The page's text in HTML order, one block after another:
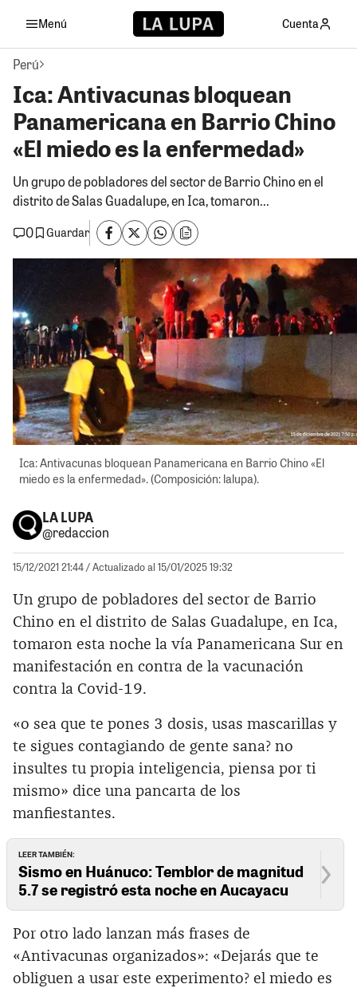
Menú Cuenta
Perú
Ica: Antivacunas bloquean
Panamericana en Barrio Chino
«El miedo es la enfermedad»
Un grupo de pobladores del sector de Barrio Chino en el
distrito de Salas Guadalupe, en Ica, tomaron...
0
Guardar
Ica: Antivacunas bloquean Panamericana en Barrio Chino «El
miedo es la enfermedad». (Composición: lalupa).
LA LUPA
@redaccion
15/12/2021 21:44/ Actualizado al 15/01/2025 19:32
Un grupo de pobladores del sector de Barrio
Chino en el distrito de Salas Guadalupe, en Ica,
tomaron esta noche la vía Panamericana Sur en
manifestación en contra de la vacunación
contra la Covid-19.
«o sea que te pones 3 dosis, usas mascarillas y
te sigues contagiando de gente sana? no
insultes tu propia inteligencia, piensa por ti
mismo» dice una pancarta de los
manfiestantes.
LEER TAMBIÉN:
Sismo en Huánuco: Temblor de magnitud
5.7 se registró esta noche en Aucayacu
Por otro lado lanzan más frases de
«Antivacunas organizados»: «Dejarás que te
obliguen a usar este experimento? el miedo es